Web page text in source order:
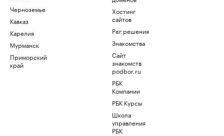
Черноземье
Кавказ
Карелия
Мурманск
Приморский
край
Хостинг
сайтов
Рег.решения
Знакомства
Сайт
знакомств
podbor.ru
РБК
Компании
РБК Курсы
Школа
управления
РБК